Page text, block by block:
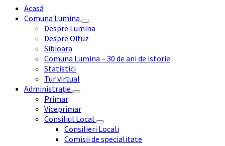
Acasă
Comuna Lumina
Despre Lumina
Despre Oituz
Sibioara
Comuna Lumina – 30 de ani de istorie
Statistici
Tur virtual
Administrație
Primar
Viceprimar
Consiliul Local
Consilieri Locali
Comisii de specialitate